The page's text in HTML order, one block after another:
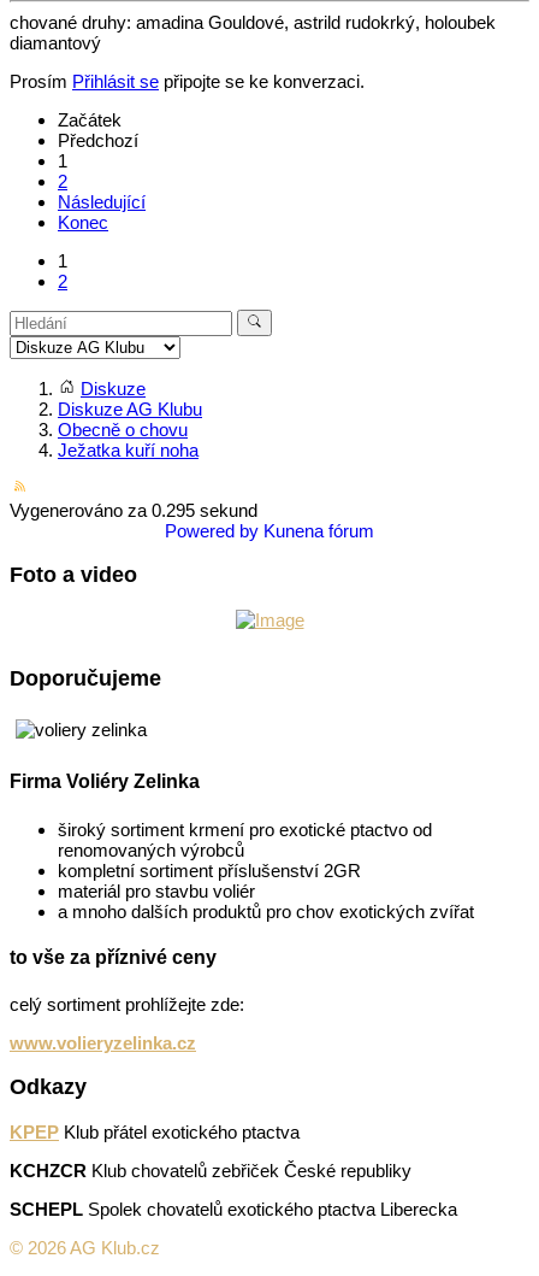
chované druhy: amadina Gouldové, astrild rudokrký, holoubek
diamantový
Prosím Přihlásit se připojte se ke konverzaci.
Začátek
Předchozí
1
2
Následující
Konec
1
2
Diskuze
Diskuze AG Klubu
Obecně o chovu
Ježatka kuří noha
Vygenerováno za 0.295 sekund
Powered by Kunena fórum
Foto a video
Doporučujeme
Firma Voliéry Zelinka
široký sortiment krmení pro exotické ptactvo od
renomovaných výrobců
kompletní sortiment příslušenství 2GR
materiál pro stavbu voliér
a mnoho dalších produktů pro chov exotických zvířat
to vše za příznivé ceny
celý sortiment prohlížejte zde:
www.volieryzelinka.cz
Odkazy
KPEP Klub přátel exotického ptactva
KCHZCR Klub chovatelů zebřiček České republiky
SCHEPL Spolek chovatelů exotického ptactva Liberecka
© 2026 AG Klub.cz